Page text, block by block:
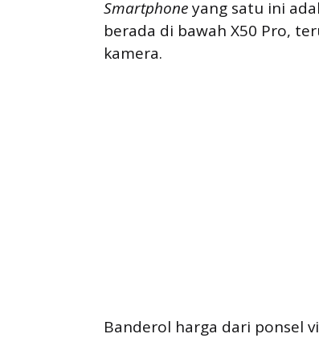
Smartphoneyang satu ini
berada di bawah X50 Pro,
kamera.
Banderol harga dari ponsel